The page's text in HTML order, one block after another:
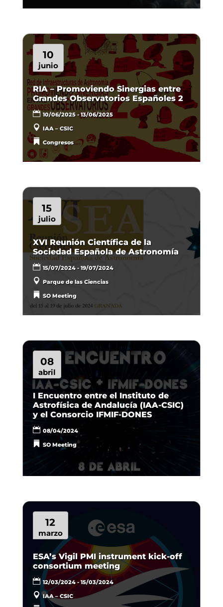
10
junio
RIA – Promoviendo Sinergias entre
Grandes Observatorios Españoles 2
10/06/2025 - 13/06/2025
IAA – CSIC
Congresos
15
julio
XVI Reunión Científica de la
Sociedad Española de Astronomía
15/07/2024 - 19/07/2024
Parque de las Ciencias
SO Meeting
08
abril
I Encuentro entre el Instituto de
Astrofísica de Andalucía (IAA-CSIC)
y el Consorcio IFMIF-DONES
08/04/2024
SO Meeting
12
marzo
ESA’s Vigil PMI instrument kick-off
consortium meeting
12/03/2024 - 15/03/2024
IAA – CSIC